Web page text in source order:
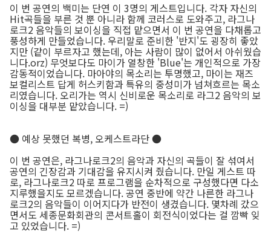
이 번 공연의 백미는 단연 이 3명의 게스트입니다. 각자 자신의
Hit곡들을 부른 것 뿐 아니라 함께 코러스로 도와주고, 라그나
로크2 음악들의 보이싱을 직접 맡으면서 이 번 공연을 다채롭고
풍성하게 만들었습니다. 우리말로 준비한 '반지'도 굉장히 좋았
지만 (같이 부르자고 했는데, 아는 사람이 많이 없어서 아쉬웠습
니다.orz) 무엇보다도 마이가 열창한 'Blue'는 개인적으로 가장
감동적이었습니다. 마아야의 목소리는 투명했고, 마이는 재즈
보컬리스트 답게 허스키함과 특유의 중성미가 넘쳐흐르는 목소
리였습니다. 오리가는 역시 신비로운 목소리로 라그2 음악의 보
이싱을 대부분 맡았습니다. =)
● 예상 못했던 복병, 오케스트라단 ●
이 번 공연은, 라그나로크2의 음악과 자신의 곡들이 잘 섞여서
공연의 긴장감과 기대감을 유지시켜 줬습니다. 만일 게스트 따
로, 라그나로크2 따로 프로그램을 순차적으로 구성했다면 다소
지루했을지도 모르겠습니다. 공연 중반에 약간 나른한 라그나
로크2의 음악들이 이어지다가 반전이 생겼습니다. 몇차례 갔으
면서도 세종문화회관의 콘서트홀이 회전식이었다는 걸 깜빡 잊
고 있었습니다. =)